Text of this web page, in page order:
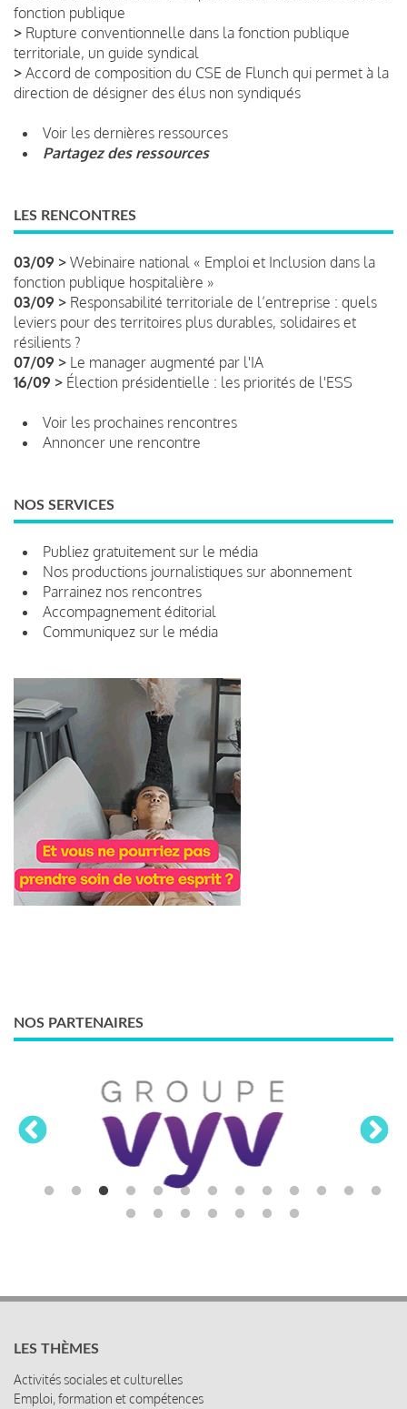
fonction publique
> Rupture conventionnelle dans la fonction publique
territoriale, un guide syndical
> Accord de composition du CSE de Flunch qui permet à la
direction de désigner des élus non syndiqués
Voir les dernières ressources
Partagez des ressources
LES RENCONTRES
03/09 > Webinaire national « Emploi et Inclusion dans la
fonction publique hospitalière »
03/09 > Responsabilité territoriale de l’entreprise : quels
leviers pour des territoires plus durables, solidaires et
résilients ?
07/09 > Le manager augmenté par l'IA
16/09 > Élection présidentielle : les priorités de l'ESS
Voir les prochaines rencontres
Annoncer une rencontre
NOS SERVICES
Publiez gratuitement sur le média
Nos productions journalistiques sur abonnement
Parrainez nos rencontres
Accompagnement éditorial
Communiquez sur le média
NOS PARTENAIRES
Activités sociales et culturelles
Protection sociale
Relations sociales
Rémunération globale & partage de la performance